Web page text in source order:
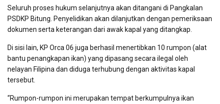
Seluruh proses hukum selanjutnya akan ditangani di Pangkalan
PSDKP Bitung. Penyelidikan akan dilanjutkan dengan pemeriksaan
dokumen serta keterangan dari awak kapal yang ditangkap.
Di sisi lain, KP Orca 06 juga berhasil menertibkan 10 rumpon (alat
bantu penangkapan ikan) yang dipasang secara ilegal oleh
nelayan Filipina dan diduga terhubung dengan aktivitas kapal
tersebut.
“Rumpon-rumpon ini merupakan tempat berkumpulnya ikan